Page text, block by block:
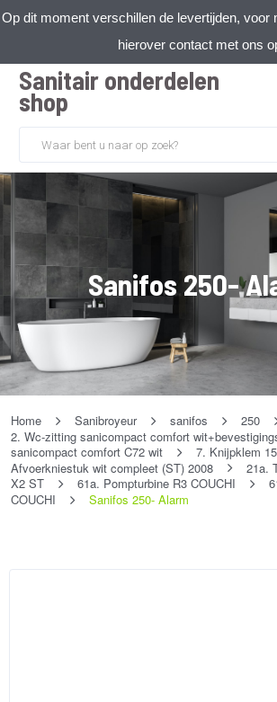
Op dit moment verschillen de levertijden, voor
hierover contact met ons
Sanitair onderdelen
shop
Sanifos 250-
Home Sanibroyeur sanifos 250
2. Wc-zitting sanicompact comfort
sanicompact comfort C72 wit
7. Knijpklem
Afvoerkniestuk wit compleet (ST) 2008
21a.
X2 ST
61a. Pompturbine R3 COUCHI
COUCHI
Sanifos 250- Alarm